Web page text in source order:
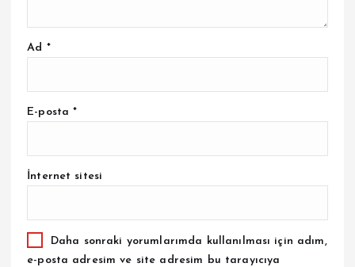
Ad *
E-posta*
İnternet sitesi
Daha sonraki yorumlarımda kullanılması için adım,
e-posta adresim ve site adresim bu tarayıcıya